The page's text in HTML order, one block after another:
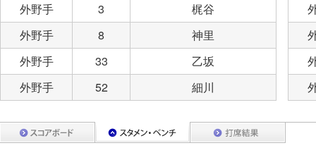
外野手
3
梶谷
外野手
8
神里
外野手
33
乙坂
外野手
52 細川